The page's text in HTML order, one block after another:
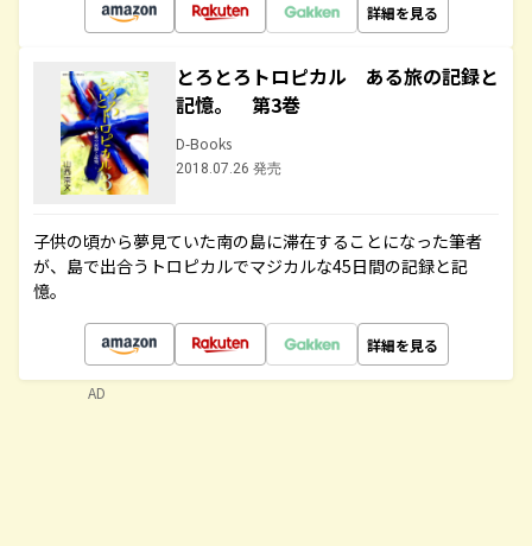
詳細を見る
とろとろトロピカル ある旅の記録と
記憶。 第3巻
D-Books
2018.07.26 発売
子供の頃から夢見ていた南の島に滞在することになった筆者
が、島で出合うトロピカルでマジカルな45日間の記録と記
憶。
詳細を見る
AD